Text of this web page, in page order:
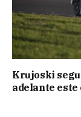
Krujoski
adelante este